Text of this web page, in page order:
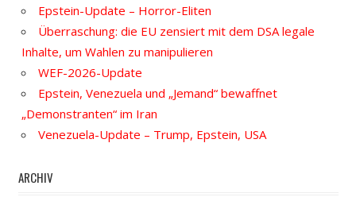
Epstein-Update – Horror-Eliten
Überraschung: die EU zensiert mit dem DSA legale
Inhalte, um Wahlen zu manipulieren
WEF-2026-Update
Epstein, Venezuela und „Jemand“ bewaffnet
„Demonstranten“ im Iran
Venezuela-Update – Trump, Epstein, USA
ARCHIV